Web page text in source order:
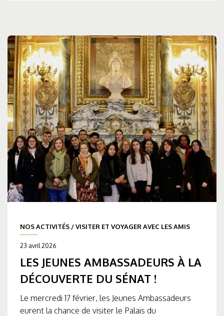
NOS ACTIVITÉS /VISITER ET VOYAGER AVEC LES AMIS
23 avril 2026
LES JEUNES AMBASSADEURS À LA
DÉCOUVERTE DU SÉNAT !
Le mercredi 17 février, les Jeunes Ambassadeurs
eurent la chance de visiter le Palais du